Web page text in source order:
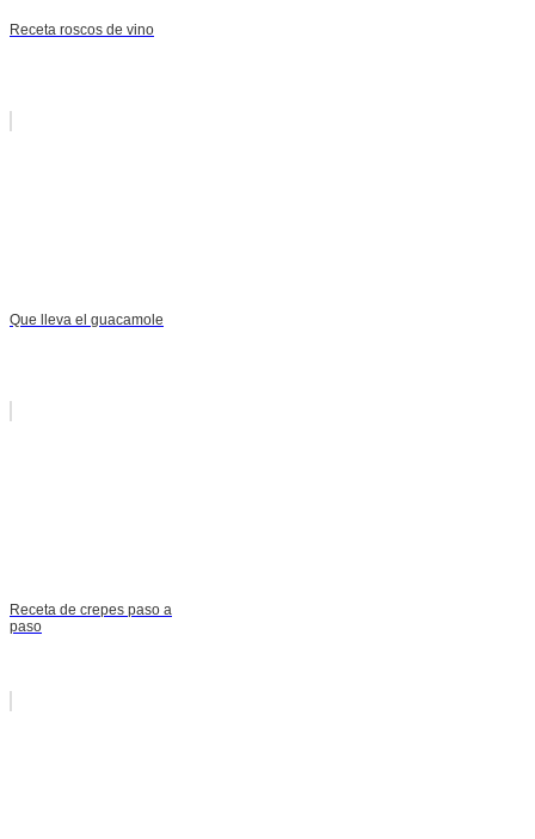
Receta roscos de vino
Que lleva el guacamole
Receta de crepes paso a
paso